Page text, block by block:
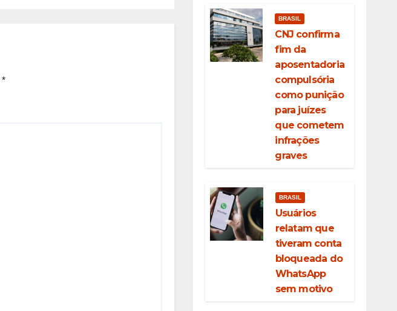
*
BRASIL
CNJ confirma
fim da
aposentadoria
compulsória
como punição
para juízes
que cometem
infrações
graves
BRASIL
Usuários
relatam que
tiveram conta
bloqueada do
WhatsApp
sem motivo